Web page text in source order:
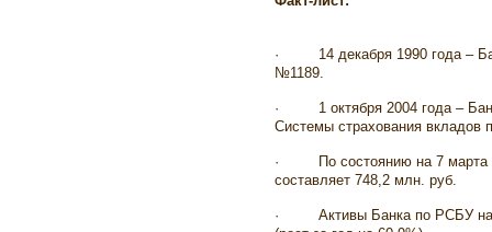
·
14 декабря 1990 года –
№1189.
·
1 октября 2004 года –
Системы страхования вкладов
·
По состоянию на 7 марта
составляет 748,2 млн. руб.
·
Активы Банка по РСБУ